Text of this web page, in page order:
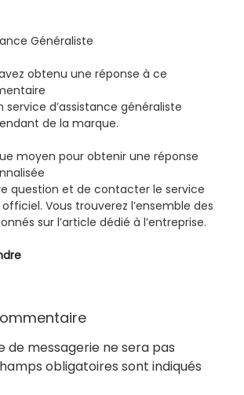
Généraliste
obtenu une réponse à ce
service d’assistance généraliste
de la marque.
moyen pour obtenir une réponse
question et de contacter le service
Vous trouverez l’ensemble des
sur l’article dédié à l’entreprise.
de messagerie ne sera pas
obligatoires sont indiqués